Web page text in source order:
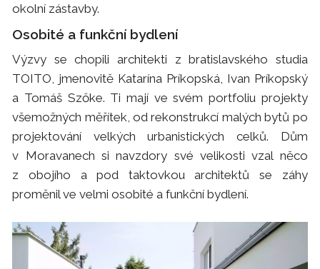
okolní zástavby.
Osobité a funkční bydlení
Výzvy se chopili architekti z bratislavského studia
TOITO, jmenovitě Katarína Príkopská, Ivan Príkopský
a Tomáš Szőke. Ti mají ve svém portfoliu projekty
všemožných měřítek, od rekonstrukcí malých bytů po
projektování velkých urbanistických celků. Dům
v Moravanech si navzdory své velikosti vzal něco
z obojího a pod taktovkou architektů se záhy
proměnil ve velmi osobité a funkční bydlení.